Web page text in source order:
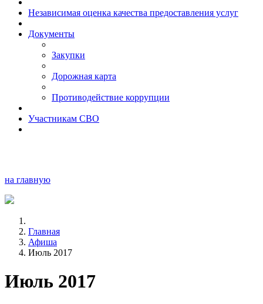
Независимая оценка качества предоставления услуг
Документы
Закупки
Дорожная карта
Противодействие коррупции
Участникам СВО
на главную
Главная
Афиша
Июль 2017
Июль 2017